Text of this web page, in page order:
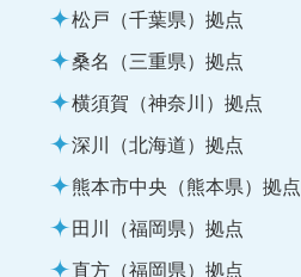
松戸（千葉県）拠点
桑名（三重県）拠点
横須賀（神奈川）拠点
深川（北海道）拠点
熊本市中央（熊本県）拠点
田川（福岡県）拠点
直方（福岡県）拠点